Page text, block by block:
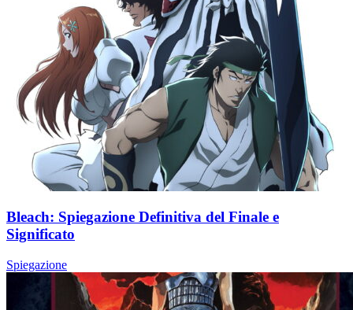
Bleach: Spiegazione Definitiva del Finale e
Significato
Spiegazione